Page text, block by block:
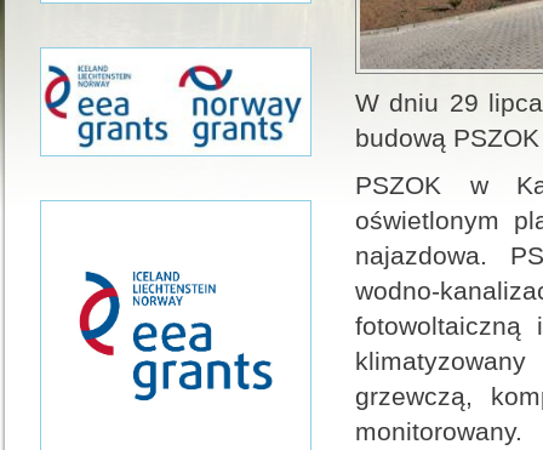
W dniu 29
budową
PSZOK w
oświetlonym
najazdowa.
wodno-
fotowoltaiczną
grzewczą,